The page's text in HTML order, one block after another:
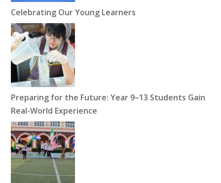
Celebrating Our Young Learners
Preparing for the Future: Year 9–13 Students Gain
Real-World Experience